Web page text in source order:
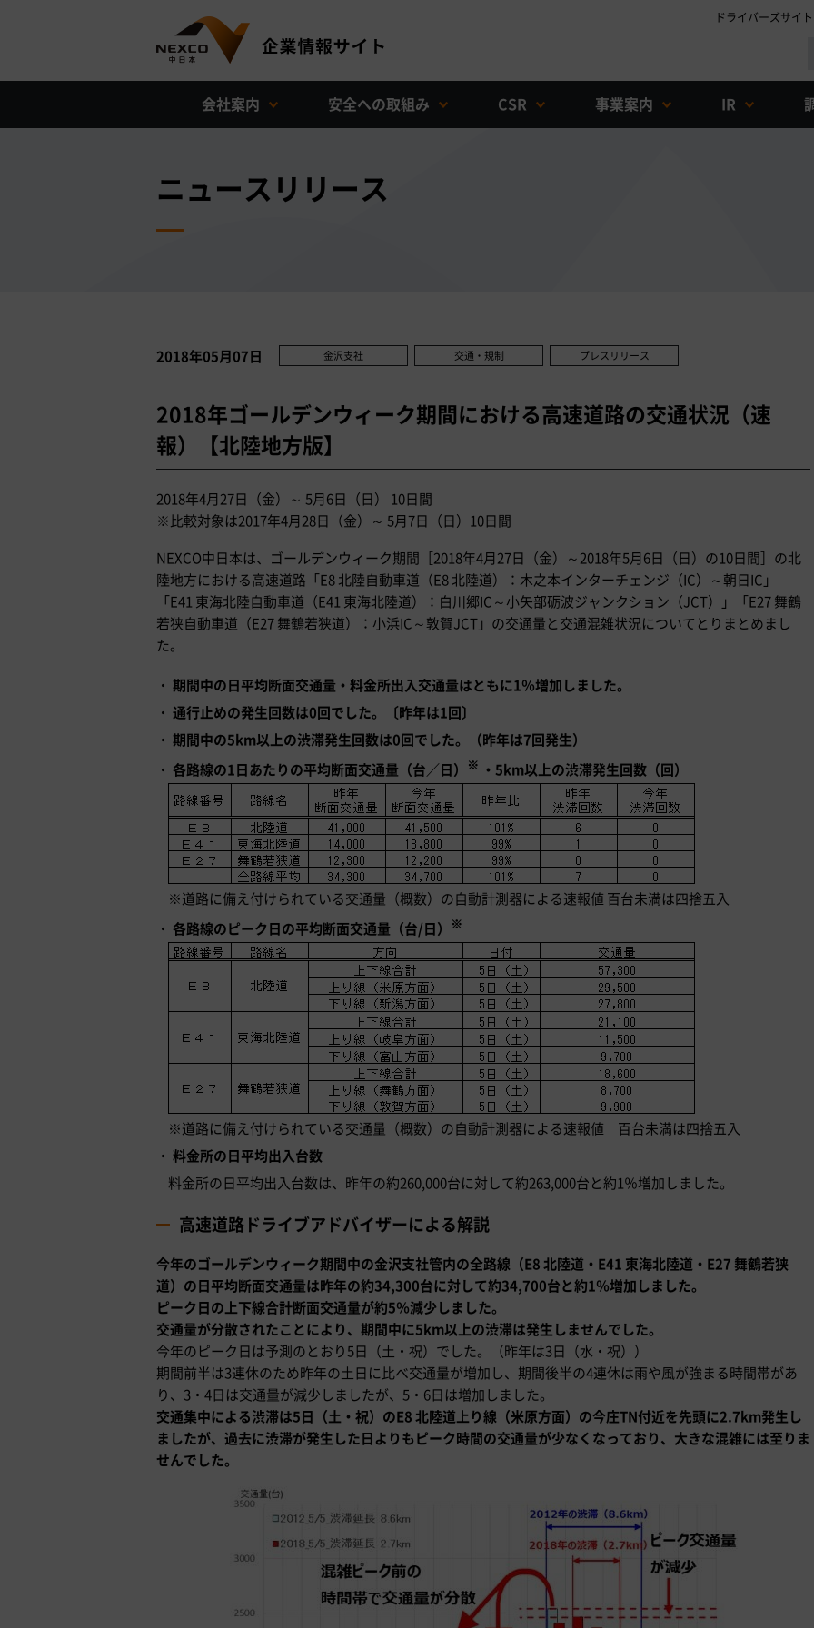
ドライバーズサイト
会社案内 安全への取組み CSR 事業案内 IR
ニュースリリース
2018年05月07日 金沢支社 交通・規制 プレスリリース
2018年ゴールデンウィーク期間における高速道路の交通状況（速
報）【北陸地方版】
2018年4月27日（金）～ 5月6日（日） 10日間
※比較対象は2017年4月28日（金）～ 5月7日（日）10日間
NEXCO中日本は、ゴールデンウィーク期間［2018年4月27日（金）～2018年5月6日（日）の10日間］の北
陸地方における高速道路「E8 北陸自動車道（E8 北陸道）：木之本インターチェンジ（IC）～朝日IC」
「E41 東海北陸自動車道（E41 東海北陸道）：白川郷IC～小矢部砺波ジャンクション（JCT）」「E27 舞鶴
若狭自動車道（E27 舞鶴若狭道）：小浜IC～敦賀JCT」の交通量と交通混雑状況についてとりまとめまし
た。
期間中の日平均断面交通量・料金所出入交通量はともに1％増加しました。
通行止めの発生回数は0回でした。〔昨年は1回〕
期間中の5km以上の渋滞発生回数は0回でした。（昨年は7回発生）
各路線の1日あたりの平均断面交通量（台／日）
※ ・5km以上の渋滞発生回数（回）
※道路に備え付けられている交通量（概数）の自動計測器による速報値 百台未満は四捨五入
各路線のピーク日の平均断面交通量（台/日）
※
※道路に備え付けられている交通量（概数）の自動計測器による速報値 百台未満は四捨五入
料金所の日平均出入台数
料金所の日平均出入台数は、昨年の約260,000台に対して約263,000台と約1％増加しました。
高速道路ドライブアドバイザーによる解説
今年のゴールデンウィーク期間中の金沢支社管内の全路線（E8 北陸道・E41 東海北陸道・E27 舞鶴若狭
道）の日平均断面交通量は昨年の約34,300台に対して約34,700台と約1％増加しました。
ピーク日の上下線合計断面交通量が約5％減少しました。
交通量が分散されたことにより、期間中に5km以上の渋滞は発生しませんでした。
今年のピーク日は予測のとおり5日（土・祝）でした。（昨年は3日（水・祝））
期間前半は3連休のため昨年の土日に比べ交通量が増加し、期間後半の4連休は雨や風が強まる時間帯があ
り、3・4日は交通量が減少しましたが、5・6日は増加しました。
交通集中による渋滞は5日（土・祝）のE8 北陸道上り線（米原方面）の今庄TN付近を先頭に2.7km発生し
ましたが、過去に渋滞が発生した日よりもピーク時間の交通量が少なくなっており、大きな混雑には至りま
せんでした。